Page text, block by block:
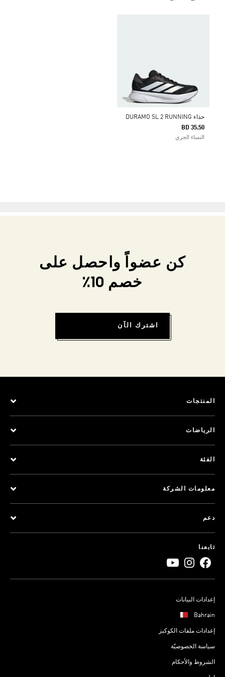
حذاء DURAMO SL 2 RUNNING
BD 35.50
النساء الجري
كن عضواً واحصل على
خصم 10٪
اشترك الآن
المنتجات
الرياضات
الفئة
معلومات الشركة
دعم
تابعنا
إعدادات البيانات
Bahrain
إعدادات ملفات الكوكيز
سياسة الخصوصيّة
الشروط والأحكام